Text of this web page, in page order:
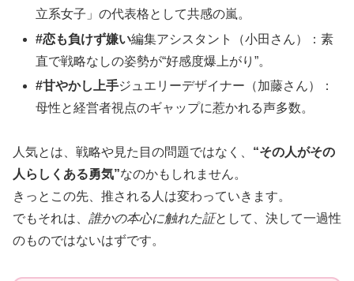
立系女子」の代表格として共感の嵐。
#恋も負けず嫌い編集アシスタント（小田さん）：素
直で戦略なしの姿勢が“好感度爆上がり”。
#甘やかし上手ジュエリーデザイナー（加藤さん）：
母性と経営者視点のギャップに惹かれる声多数。
人気とは、戦略や見た目の問題ではなく、 “その人がその
人らしくある勇気”なのかもしれません。
きっとこの先、推される人は変わっていきます。
でもそれは、 誰かの本心に触れた証として、決して一過性
のものではないはずです。